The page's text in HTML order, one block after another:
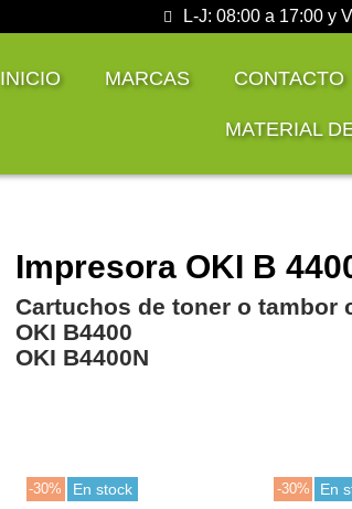
L-J: 08:00 a 17:00 y
INICIO MARCAS CONTACTO
MATERIAL
Impresora OKI B
Cartuchos de toner o tambor
OKI B4400
OKI B4400N
-30% En stock -30% En